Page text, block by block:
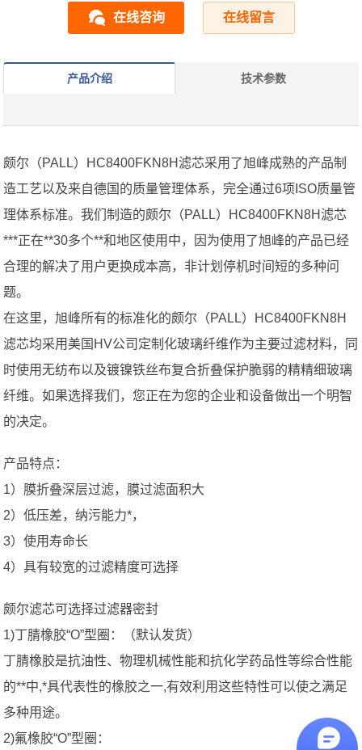
在线咨询 在线留言
产品介绍 技术参数
颇尔（PALL）HC8400FKN8H滤芯采用了旭峰成熟的产品制
造工艺以及来自德国的质量管理体系，完全通过6项ISO质量管
理体系标准。我们制造的颇尔（PALL）HC8400FKN8H滤芯
***正在**30多个**和地区使用中，因为使用了旭峰的产品已经
合理的解决了用户更换成本高，非计划停机时间短的多种问
题。
在这里，旭峰所有的标准化的颇尔（PALL）HC8400FKN8H
滤芯均采用美国HV公司定制化玻璃纤维作为主要过滤材料，同
时使用无纺布以及镀镍铁丝布复合折叠保护脆弱的精精细玻璃
纤维。如果选择我们，您正在为您的企业和设备做出一个明智
的决定。
产品特点：
1）膜折叠深层过滤，膜过滤面积大
2）低压差，纳污能力*，
3）使用寿命长
4）具有较宽的过滤精度可选择
颇尔滤芯可选择过滤器密封
1)丁腈橡胶“O”型圈：（默认发货）
丁腈橡胶是抗油性、物理机械性能和抗化学药品性等综合性能
的**中,*具代表性的橡胶之一,有效利用这些特性可以使之满足
多种用途。
2)氟橡胶“O”型圈：